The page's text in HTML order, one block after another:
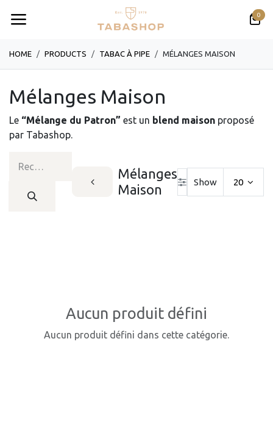
0
HOME PRODUCTS TABAC À PIPE MÉLANGES MAISON
Mélanges Maison
Le “Mélange du Patron” est un blend maison proposé
par Tabashop.
Mélanges
Maison
Show 20
Aucun produit défini
Aucun produit défini dans cette catégorie.